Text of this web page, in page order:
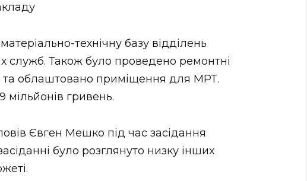
технічну базу відділень
служб. Також було проведено ремонтні
та облаштовано приміщення для МРТ.
мільйонів гривень.
Євген Мешко під час засідання
було розглянуто низку інших